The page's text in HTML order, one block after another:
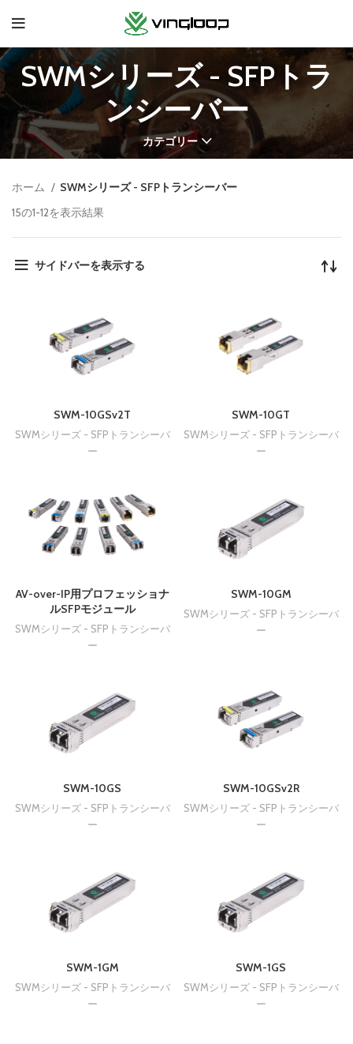
SWMシリーズ - SFPトラ
ンシーバー
カテゴリー
ホーム
SWMシリーズ - SFPトランシーバー
15の1-12を表示結果
サイドバーを表示する
SWM-10GSv2T
SWMシリーズ - SFPトランシーバ
ー
SWM-10GT
SWMシリーズ - SFPトランシーバ
ー
AV-over-IP用プロフェッショナ
ルSFPモジュール
SWMシリーズ - SFPトランシーバ
ー
SWM-10GM
SWMシリーズ - SFPトランシーバ
ー
SWM-10GS
SWMシリーズ - SFPトランシーバ
ー
SWM-10GSv2R
SWMシリーズ - SFPトランシーバ
ー
SWM-1GM
SWMシリーズ - SFPトランシーバ
ー
SWM-1GS
SWMシリーズ - SFPトランシーバ
ー